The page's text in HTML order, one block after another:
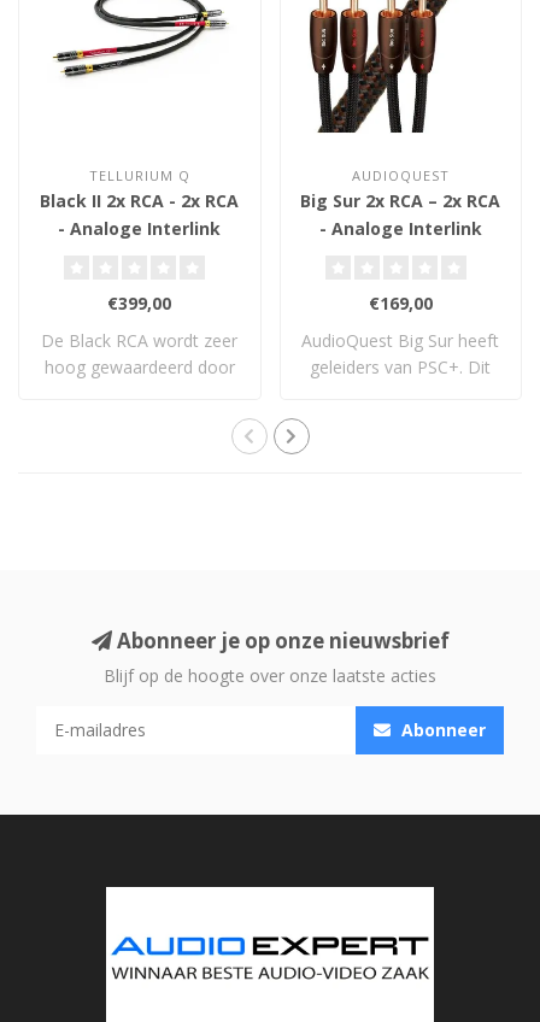
TELLURIUM Q
Black II 2x RCA - 2x RCA
- Analoge Interlink
€399,00
De Black RCA wordt zeer
hoog gewaardeerd door
AUDIOQUEST
Big Sur 2x RCA – 2x RCA
- Analoge Interlink
€169,00
AudioQuest Big Sur heeft
geleiders van PSC+. Dit
Abonneer je op onze nieuwsbrief
Blijf op de hoogte over onze laatste acties
Abonneer